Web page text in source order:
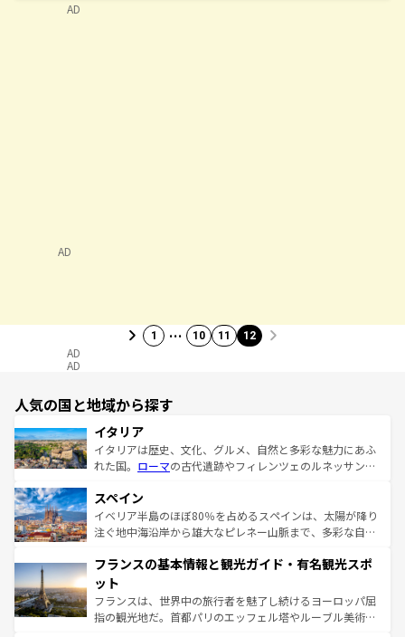
AD
1 … 10 11 12
AD
AD
人気の国と地域から探す
イタリア
イタリアは歴史、文化、グルメ、自然と多彩な魅力にあふ
れた国。 ローマの古代遺跡やフィレンツェのルネッサンス
ろん、トスカーナの美しい田園風景やアマルフィ海岸の絶
景など、自然景観も見逃せない。観光の合間には、本場の
ピザやパスタなど、絶品のイタリア料理を堪能することも
ませてくれるイタリアで、忘れられない旅をしてみよう！
なお、新着のイタリア情報は
しい。
スペイン
イベリア半島のほぼ80％を占めるスペインは、太陽が降り
注ぐ地中海沿岸から雄大なピレネー山脈まで、多彩な自然
文化が根付くこの国では、情熱的なフラメンコ、熱気あふ
れる闘牛、そして美味しいタパスが生活の一部となってい
る。首都マドリードの洗練された雰囲気や、バルセロナの
アートに溢れた街角から、地方では古代ローマ遺跡や中世
フランスの基本情報と観光ガイド・有名観光スポ
ット
フランスは、世界中の旅行者を魅了し続けるヨーロッパ屈
指の観光地だ。首都パリのエッフェル塔やルーブル美術館
AD